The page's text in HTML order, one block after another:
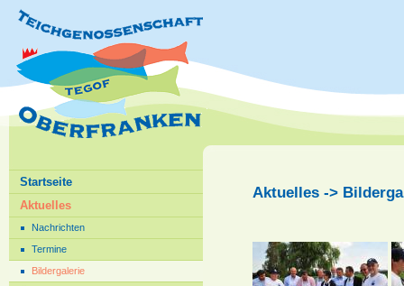
Startseite
Aktuelles
Nachrichten
Termine
Bildergalerie
Aktuelles ->